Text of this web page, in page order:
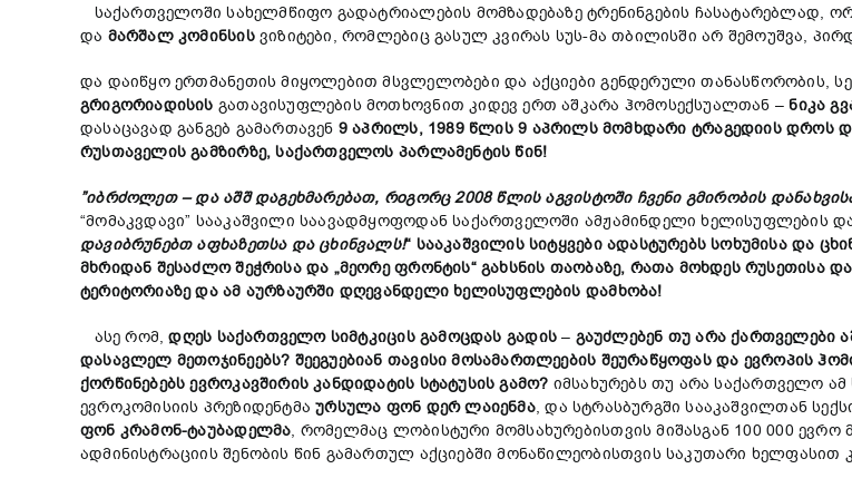
საქართველოში სახელმწიფო გადატრიალების მომზადებაზე ტრენინგების ჩასატარებლად,
და მარშალკომინსისვიზიტები, რომლებიც გასულ კვირას სუს-მა თბილისში არ შემოუშვა,
და დაიწყო ერთმანეთის მიყოლებით მსვლელობები და აქციები გენდერული თანასწორობის,
გრიგორიადისის გათავისუფლების მოთხოვნით კიდევ ერთ აშკარა ჰომოსექსუალთან –ნიკა
დასაცავად განგებ გამართავენ 9აპრილს, 1989 წლის9 აპრილს მომხდარი ტრაგედიის დროს
რუსთაველის გამზირზე,საქართველოს პარლამენტის წინ!
”იბრძოლეთ – და აშშ დაგეხმარებათ, რoგორც 2008 წლის აგვისტოში ჩვენი გმირობის
“მომაკვდავი” სააკაშვილი საავადმყოფოდან საქართველოში ამჟამინდელი ხელისუფლების
დავიბრუნებთ აფხაზეთსა და ცხინვალს!“ სააკაშვილის სიტყვები ადასტურებს სოხუმისა და
მხრიდან შესაძლო შეჭრისა და „მეორე ფრონტის“ გახსნის თაობაზე, რათა მოხდეს რუსეთისა
ტერიტორიაზე და ამ აურზაურში დღევანდელი ხელისუფლების დამხობა!
ასე რომ,დღეს საქართველო სიმტკიცის გამოცდას გადის– გაუძლებენ თუარაქართველები
დასავლელ მეთოჯინეებს? შეეგუებიან თავისი მოსამართლეების შეურაწყოფას და ევროპის
ქორწინებებს ევროკავშირისკანდიდატის სტატუსის გამო? იმსახურებს თუ არა საქართველო
ევროკომისიის პრეზიდენტმაურსულა ფონ დერლაიენმა, და სტრასბურგში სააკაშვილთან
ფონ კრამონ-ტაუბადელმა, რომელმაც ლობისტური მომსახურებისთვის მიშასგან 100 000 ევრო
ადმინისტრაციის შენობის წინ გამართულ აქციებში მონაწილეობისთვის საკუთარი ხელფასით